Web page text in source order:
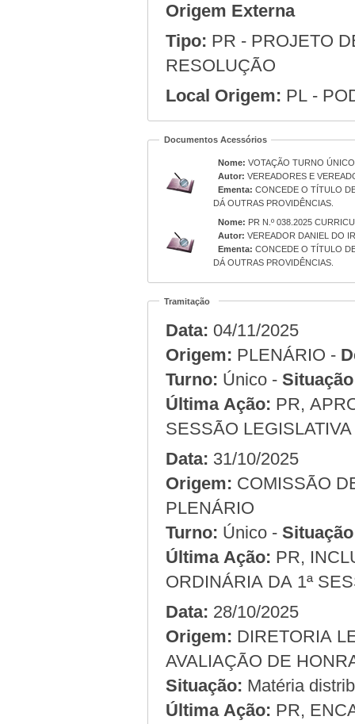
Origem Externa
Tipo: PR - PROJETO
RESOLUÇÃO
Local Origem: PL -
Documentos Acessórios
Nome: VOTAÇÃO TURNO
Autor: VEREADORES E
Ementa: CONCEDE O TÍTULO
DÁ OUTRAS PROVIDÊNCIAS.
Nome: PR N.º 038.2025
Autor: VEREADOR DANIEL DO
Ementa: CONCEDE O TÍTULO
DÁ OUTRAS PROVIDÊNCIAS.
Tramitação
Data: 04/11/2025
Origem:
PLENÁRIO -
Turno:
Único -
Última Ação: PR,
SESSÃO
Data: 31/10/2025
Origem:
PLENÁRIO
Turno:
Único -
Última Ação: PR,
ORDINÁRIA DA 1ª
Data: 28/10/2025
Origem:
AVALIAÇÃO DE
Situação: Matéria
Última Ação: PR,